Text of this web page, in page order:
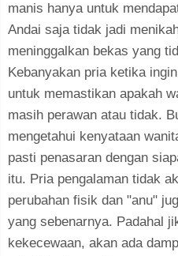
manis hanya untuk
Andai saja tidak jadi
meninggalkan bekas yang
Kebanyakan pria ketika
untuk memastikan apakah
masih perawan atau tidak.
mengetahui kenyataan
pasti penasaran dengan
itu. Pria pengalaman tidak
perubahan fisik dan "anu"
yang sebenarnya. Padahal
kekecewaan, akan ada